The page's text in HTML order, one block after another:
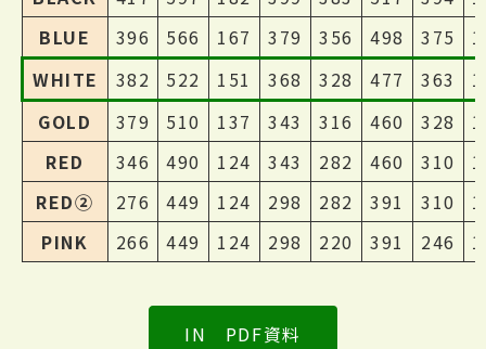
BLUE
396 566 167 379 356 498 375
WHITE
382 522 151 368 328 477 363
GOLD
379 510 137 343 316 460 328
RED
346 490 124 343 282 460 310
RED②
276 449 124 298 282 391 310
PINK
266 449 124 298 220 391 246
IN PDF資料